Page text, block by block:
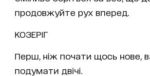
продовжуйте рух вперед.
КОЗЕРІГ
Перш, ніж почати щось нове,
подумати двічі.